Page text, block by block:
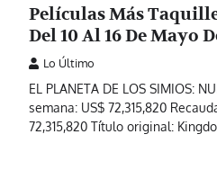
Películas Más
Del 10 Al 16 De Mayo
Lo Último
EL PLANETA DE LOS SIMIOS:
semana: US$ 72,315,820
72,315,820 Título original: